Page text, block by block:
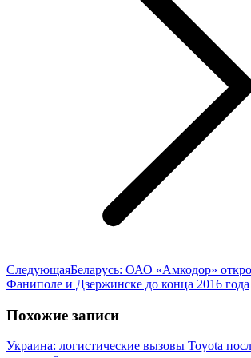
СледующаяСледующая
запись:
Беларусь: ОАО «Амкодор»
Фаниполе и Дзержинске до конца 2016 года
Похожие записи
Украина: логистические вызовы Toyota